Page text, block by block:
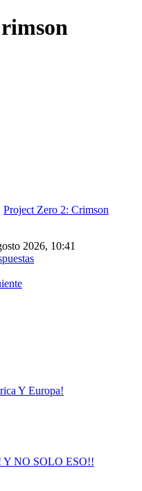
Project Zero 2: Crimson
2026, 10:41
Y Europa!
Y NO SOLO ESO!!